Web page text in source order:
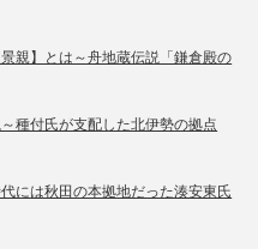
親】とは～舟地蔵伝説「鎌倉殿の
種付氏が支配した北伊勢の拠点
には秋田の本拠地だった湊安東氏